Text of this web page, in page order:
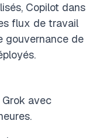
Copilot dans
flux de travail
gouvernance de
avec